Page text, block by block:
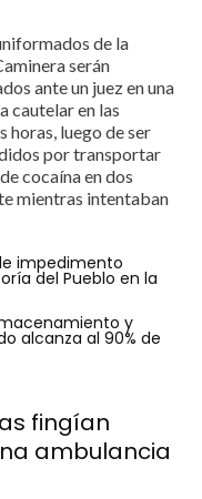
de la
serán
ante un juez en una
cautelar en las
horas, luego de ser
por transportar
cocaína en dos
mientras intentaban
impedimento
del Pueblo en la
y
alcanza al 90% de
fingían
ambulancia